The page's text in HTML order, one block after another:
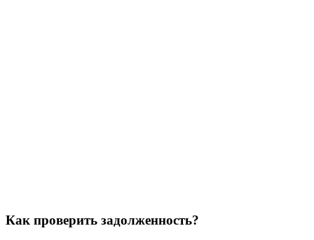
Как проверить задолженность?